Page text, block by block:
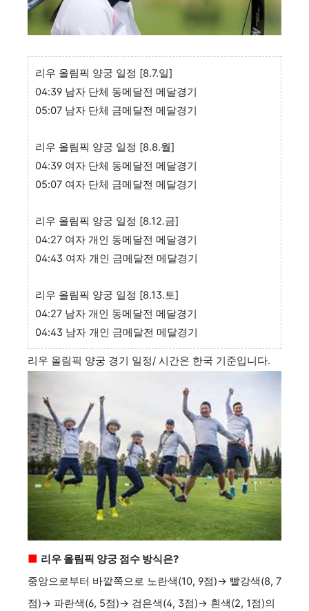
리우 올림픽 양궁 일정 [8.7.일]
04:39 남자 단체 동메달전 메달경기
05:07 남자 단체 금메달전 메달경기
리우 올림픽 양궁 일정 [8.8.월]
04:39 여자 단체 동메달전 메달경기
05:07 여자 단체 금메달전 메달경기
리우 올림픽 양궁 일정 [8.12.금]
04:27 여자 개인 동메달전 메달경기
04:43 여자 개인 금메달전 메달경기
리우 올림픽 양궁 일정 [8.13.토]
04:27 남자 개인 동메달전 메달경기
04:43 남자 개인 금메달전 메달경기
리우 올림픽 양궁 경기 일정/ 시간은 한국 기준입니다.
■ 리우 올림픽 양궁 점수 방식은?
중앙으로부터 바깥쪽으로 노란색(10, 9점)→ 빨강색(8, 7
점)→ 파란색(6, 5점)→ 검은색(4, 3점)→ 흰색(2, 1점)의